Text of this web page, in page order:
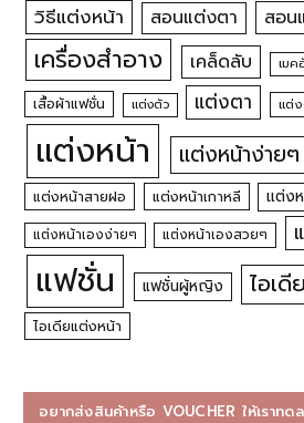
วิธีแต่งหน้า
สอนแต่งตา สอน
เครื่องสำอาง เคล็ดลับ เมค
เสื้อผ้าแฟชั่น แต่งตัว แต่งตา แต่
แต่งหน้า แต่งหน้าง่ายๆ
แต่งหน้าสายฝอ แต่งหน้าเกาหลี แต่ง
แต่งหน้าเองง่ายๆ แต่งหน้าเองสวยๆ
แฟชั่น แฟชั่นผู้หญิง ไอเดี
ไอเดียแต่งหน้า
อยากส่งสินค้าหรือ VOUCHER ให้เราท